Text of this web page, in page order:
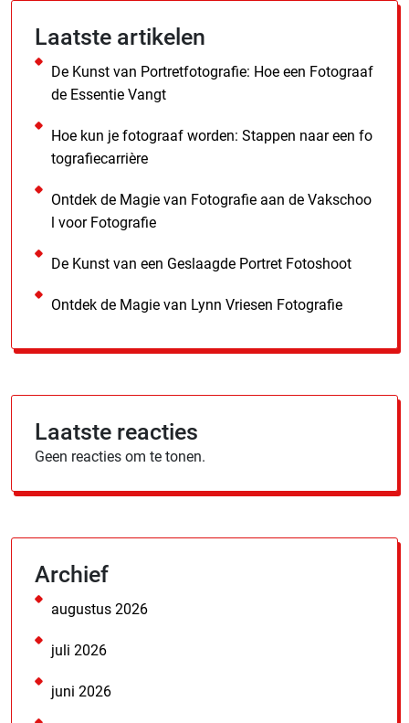
Laatste artikelen
De Kunst van Portretfotografie: Hoe een Fotograaf
de Essentie Vangt
Hoe kun je fotograaf worden: Stappen naar een fo
tografiecarrière
Ontdek de Magie van Fotografie aan de Vakschoo
l voor Fotografie
De Kunst van een Geslaagde Portret Fotoshoot
Ontdek de Magie van Lynn Vriesen Fotografie
Laatste reacties
Geen reacties om te tonen.
Archief
augustus 2026
juli 2026
juni 2026